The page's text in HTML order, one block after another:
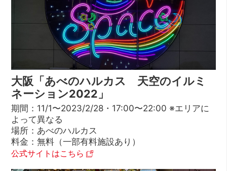
大阪「あべのハルカス 天空のイルミ
ネーション2022」
期間：11/1〜2023/2/28・17:00〜22:00 ※エリアに
よって異なる
場所：あべのハルカス
料金：無料（一部有料施設あり）
公式サイトはこちら